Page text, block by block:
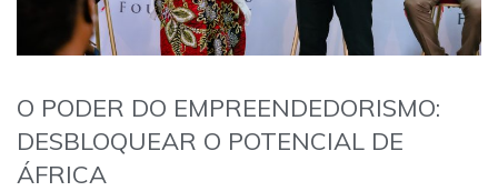
O PODER DO EMPREENDEDORISMO:
DESBLOQUEAR O POTENCIAL DE
ÁFRICA